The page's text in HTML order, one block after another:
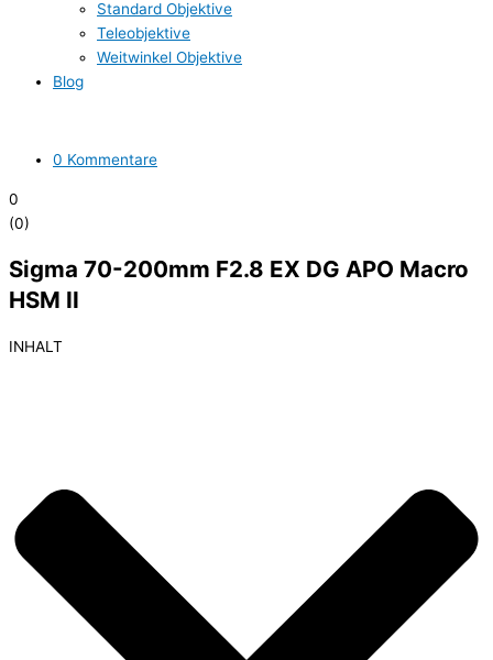
Standard Objektive
Teleobjektive
Weitwinkel Objektive
Blog
0 Kommentare
0
(0)
Sigma 70-200mm F2.8 EX DG APO Macro
HSM II
INHALT